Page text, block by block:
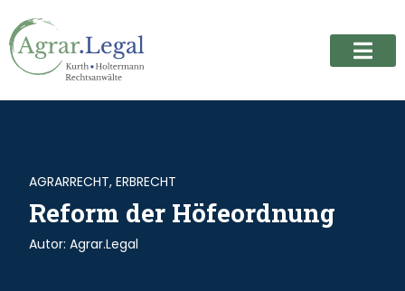
AGRARRECHT, ERBRECHT
Reform der Höfeordnung
Autor: Agrar.Legal